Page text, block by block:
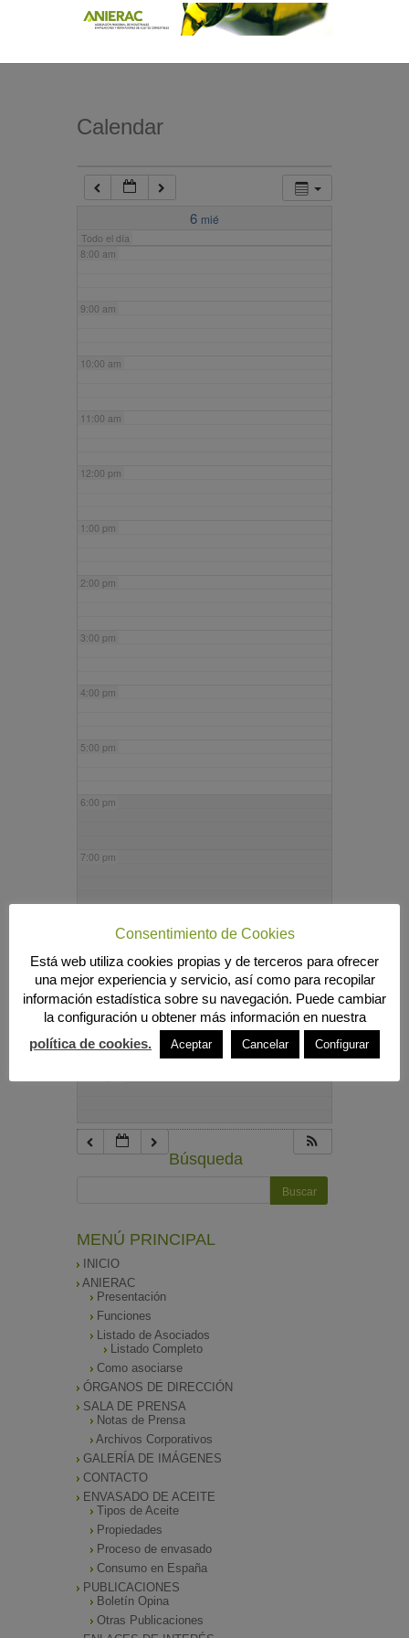
Calendar
6 mié
Todo el día
7:00 am
8:00 am
9:00 am
10:00 am
11:00 am
12:00 pm
1:00 pm
2:00 pm
3:00 pm
4:00 pm
5:00 pm
6:00 pm
7:00 pm
9:00 pm
10:00 pm
Búsqueda
MENÚ PRINCIPAL
INICIO
ANIERAC
Presentación
Funciones
Listado de Asociados
Listado Completo
Como asociarse
ÓRGANOS DE DIRECCIÓN
SALA DE PRENSA
Notas de Prensa
Archivos Corporativos
GALERÍA DE IMÁGENES
CONTACTO
ENVASADO DE ACEITE
Tipos de Aceite
Propiedades
Proceso de envasado
Consumo en España
PUBLICACIONES
Boletín Opina
Otras Publicaciones
Consentimiento de Cookies
Está web utiliza cookies propias y de terceros para ofrecer
una mejor experiencia y servicio, así como para recopilar
información estadística sobre su navegación. Puede cambiar
la configuración u obtener más información en nuestra
política de cookies.
Aceptar Cancelar Configurar